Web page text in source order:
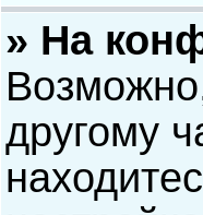
» На
другому